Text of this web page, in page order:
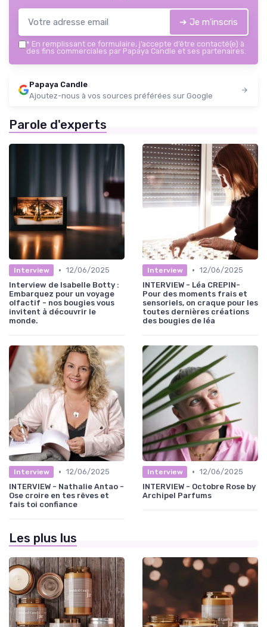
➔ Je m'inscris
* En remplissant ce formulaire, j’accepte d’être contacté(e) à
des fins commerciales par Papaya Candle et ses partenaires.
Papaya Candle
Ajoutez-nous à vos sources préférées sur Google
Parole d'experts
Interview • 12/06/2025
Interview de Isabelle Botty :
Embarquez pour un voyage
olfactif - nos bougies vous
invitent à découvrir le
monde.
Interview • 12/06/2025
INTERVIEW - Léa CREPIN-
Pour des moments frais et
sensoriels, on craque pour les
toutes dernières créations
des bougies de léa
Interview • 12/06/2025
INTERVIEW - Nathalie Antao -
Ose croire en tes rêves et
fais toi confiance
Interview • 12/06/2025
INTERVIEW - Octobre Rose by
Archipel Parfums
Les plus lus